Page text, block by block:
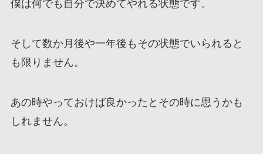
僕は何でも自分で決めてやれる状態です。
そして数か月後や一年後もその状態でいられると
も限りません。
あの時やっておけば良かったとその時に思うかも
しれません。